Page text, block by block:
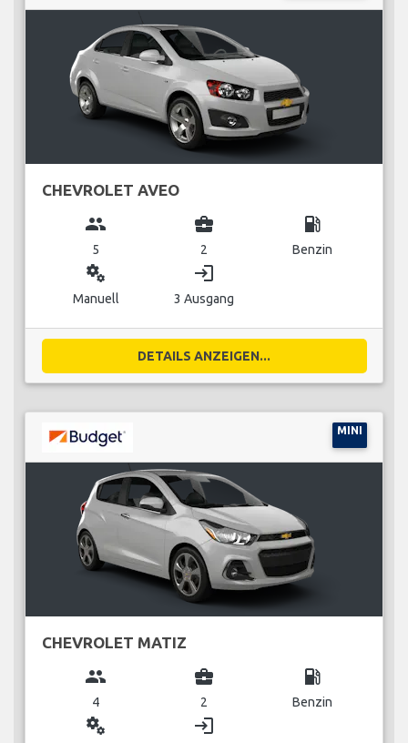
CHEVROLET AVEO
group
5
business_center
2
local_gas_station
Benzin
miscellaneous_services
Manuell
login
3 Ausgang
DETAILS ANZEIGEN...
MINI
CHEVROLET MATIZ
group
4
business_center
2
local_gas_station
Benzin
miscellaneous_services login